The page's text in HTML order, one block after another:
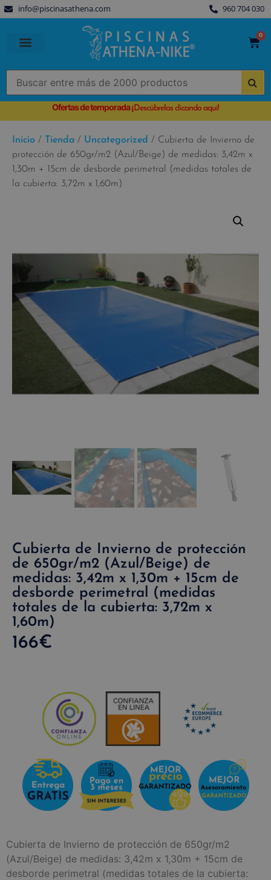
info@piscinasathena.com 960 704 030
0
Ofertas de temporada¡Descúbrelas clicando aquí!
Inicio / Tienda / Uncategorized / Cubierta de Invierno de
protección de 650gr/m2 (Azul/Beige) de medidas: 3,42m x
1,30m + 15cm de desborde perimetral (medidas totales de
la cubierta: 3,72m x 1,60m)
Cubierta de Invierno de protección
de 650gr/m2 (Azul/Beige) de
medidas: 3,42m x 1,30m + 15cm de
desborde perimetral (medidas
totales de la cubierta: 3,72m x
1,60m)
166€
Cubierta de Invierno de protección de 650gr/m2
(Azul/Beige) de medidas: 3,42m x 1,30m + 15cm de
desborde perimetral (medidas totales de la cubierta: